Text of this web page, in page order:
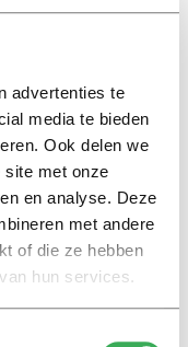
advertenties te
media te bieden
Ook delen we
site met onze
en analyse. Deze
met andere
of die ze hebben
hun services.
over online
desinformatie: